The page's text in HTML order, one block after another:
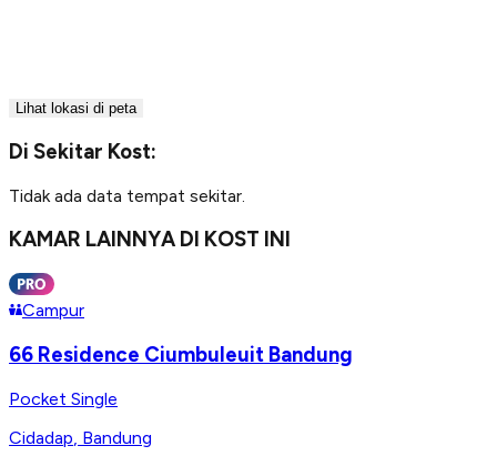
Lihat lokasi di peta
Di Sekitar Kost:
Tidak ada data tempat sekitar.
KAMAR LAINNYA DI KOST INI
Campur
66 Residence Ciumbuleuit Bandung
Pocket Single
Cidadap Bandung